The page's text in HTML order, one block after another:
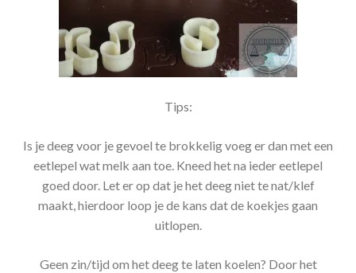
Tips:
Is je deeg voor je gevoel te brokkelig voeg er dan met een
eetlepel wat melk aan toe. Kneed het na ieder eetlepel
goed door. Let er op dat je het deeg niet te nat/klef
maakt, hierdoor loop je de kans dat de koekjes gaan
uitlopen.
Geen zin/tijd om het deeg te laten koelen? Door het